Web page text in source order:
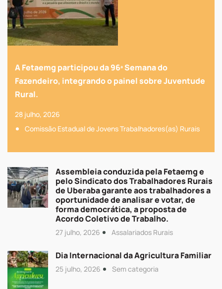
A Fetaemg participou da 96ª Semana do
Fazendeiro, integrando o painel sobre Juventude
Rural.
28 julho, 2026
Comissão Estadual de Jovens Trabalhadores(as) Rurais
Assembleia conduzida pela Fetaemg e
pelo Sindicato dos Trabalhadores Rurais
de Uberaba garante aos trabalhadores a
oportunidade de analisar e votar, de
forma democrática, a proposta de
Acordo Coletivo de Trabalho.
27 julho, 2026 Assalariados Rurais
Dia Internacional da Agricultura Familiar
25 julho, 2026 Sem categoria